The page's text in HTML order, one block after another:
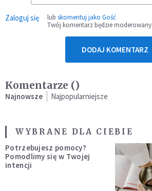
Zaloguj się lub skomentuj jako Gość
Twój komentarz będzie moderowany
DODAJ KOMENTARZ
Komentarze ()
Najnowsze Najpopularniejsze
WYBRANE DLA CIEBIE
Potrzebujesz pomocy?
Pomodlimy się w Twojej
intencji